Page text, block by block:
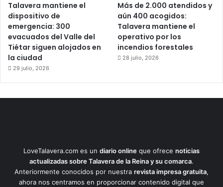
Talavera mantiene el
dispositivo de
emergencia: 300
evacuados del Valle del
Tiétar siguen alojados en
la ciudad
29 julio, 2026
Más de 2.000 atendidos y
aún 400 acogidos:
Talavera mantiene el
operativo por los
incendios forestales
28 julio, 2026
LoveTalavera.com es un diario online que ofrece noticias
actualizadas sobre Talavera de la Reina y su comarca.
Anteriormente conocidos por nuestra revista impresa gratuita,
ahora nos centramos en proporcionar contenido digital que